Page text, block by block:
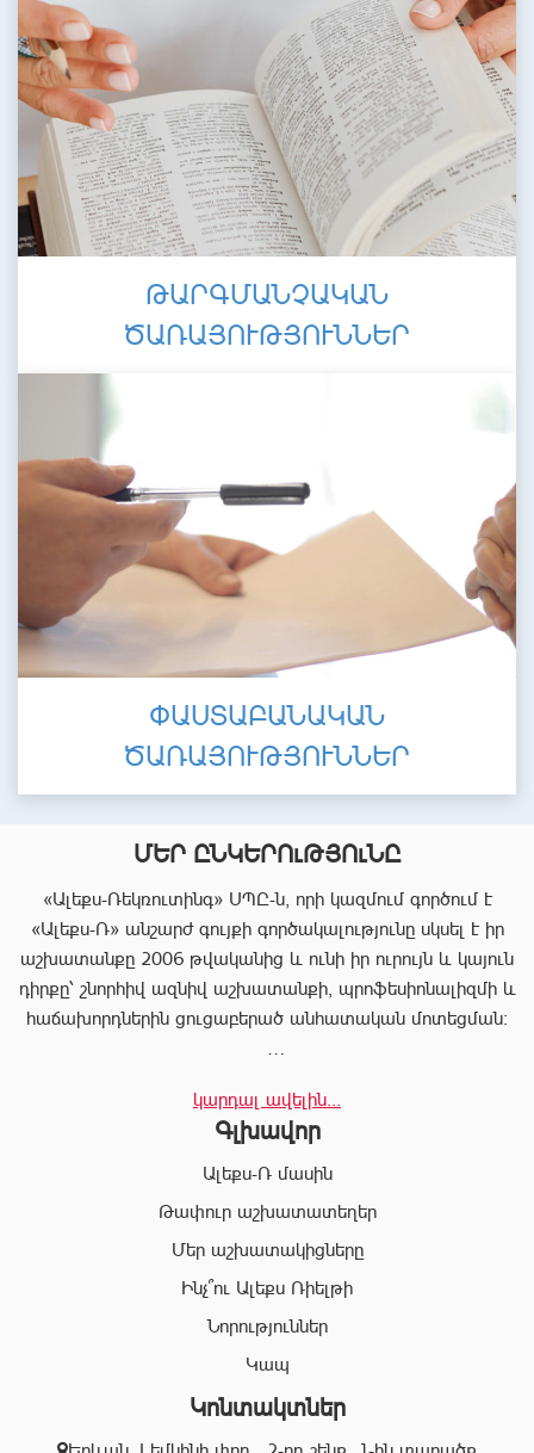
ԹԱՐԳՄԱՆՉԱԿԱՆ
ԾԱՌԱՅՈՒԹՅՈՒՆՆԵՐ
ՓԱՍՏԱԲԱՆԱԿԱՆ
ԾԱՌԱՅՈՒԹՅՈՒՆՆԵՐ
ՄԵՐ ԸՆԿԵՐՈւԹՅՈւՆԸ
«Ալեքս-Ռեկռուտինգ» ՍՊԸ-ն, որի կազմում գործում է
«Ալեքս-Ռ» անշարժ գույքի գործակալությունը սկսել է իր
աշխատանքը 2006 թվականից և ունի իր ուրույն և կայուն
դիրքը՝ շնորհիվ ազնիվ աշխատանքի, պրոֆեսիոնալիզմի և
հաճախորդներին ցուցաբերած անհատական մոտեցման:
ամբողջական փաթեթ, որը թույլ է տալիս հաճախորդին
արագ իրագործել ցանկացած գործարք անշարժ գույքի
ոլորտում:
շնորհիվ՝ «Ալեքս-Ռ» ընկերության պրոֆեսիոնալ
անձնակազմը Ձեզ կօգնի իրականացնել շահավետ
գործարքներ՝ ապահովելով գործարքի գաղտնիությունը, և
զերծ մնալ գործարքի ընթացքում բարձր ռիսկերից՝
«Ալեքս-Ռ» ընկերության իրավաբանական բաժնի
կարդալ ավելին...
Գլխավոր
Ալեքս-Ռ մասին
Թափուր աշխատատեղեր
Մեր աշխատակիցները
Ինչ՞ու Ալեքս Ռիելթի
Նորություններ
Կապ
Կոնտակտներ